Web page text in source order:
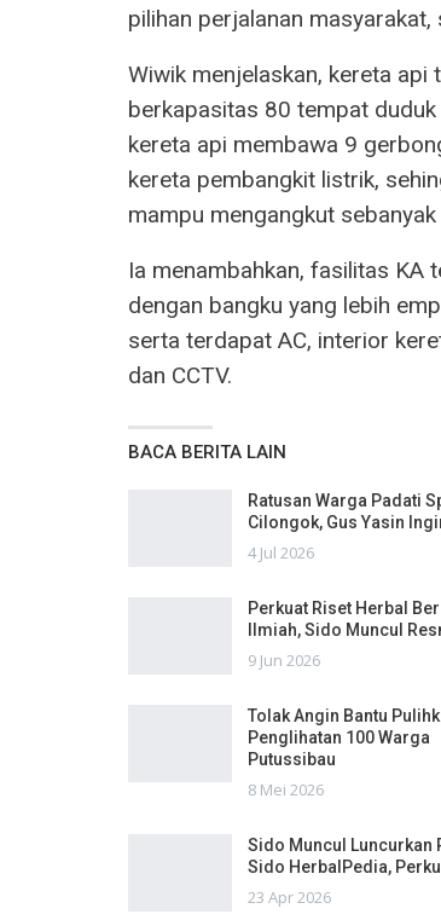
pilihan perjalanan masyarakat,
Wiwik menjelaskan, kereta
berkapasitas 80 tempat
kereta api membawa 9
kereta pembangkit listrik,
mampu mengangkut
Ia menambahkan, fasilitas KA
dengan bangku yang lebih
serta terdapat AC, interior
dan CCTV.
BACA BERITA LAIN
Ratusan Warga Padati
Cilongok, Gus Yasin
4 Jul 2026
Perkuat Riset Herbal
Ilmiah, Sido Muncul
9 Jun 2026
Tolak Angin Bantu
Penglihatan 100 Warga
Putussibau
8 Mei 2026
Sido Muncul Luncurkan
Sido HerbalPedia,
23 Apr 2026